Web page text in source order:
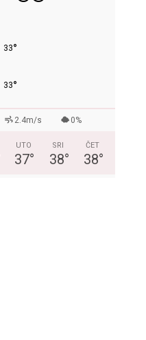
33°
33°
2.4m/s 0%
UTO
37°
SRI
38°
ČET
38°